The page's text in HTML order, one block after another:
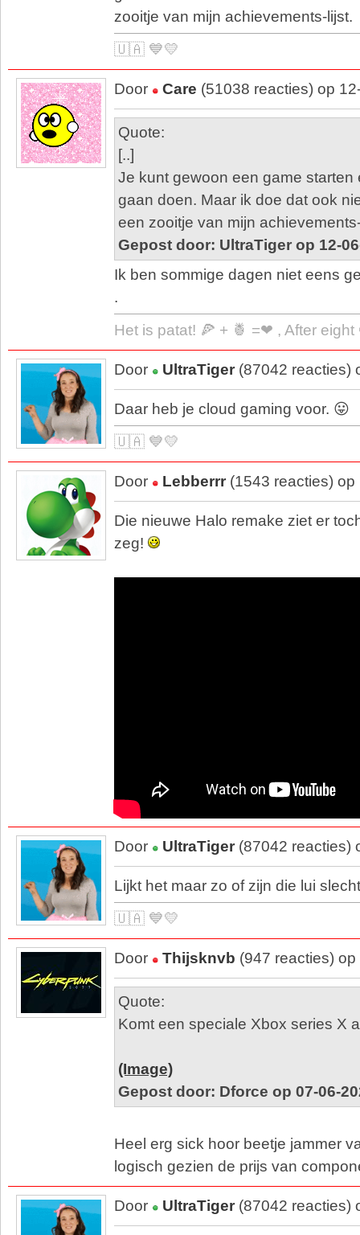
zooitje van mijn achievements-lijst.
🇺🇦 💙💛
Door Care (51038 reacties) op
Quote:
[..]
Je kunt gewoon een game starten
gaan doen. Maar ik doe dat ook
een zooitje van mijn
Gepost door: UltraTiger op 12-
Ik ben sommige dagen niet eens
.
Het is patat! 🍕 + 🍍 =❤ , After
Door UltraTiger (87042 reacties)
Daar heb je cloud gaming voor. 😛
🇺🇦 💙💛
Door Lebberrr (1543 reacties)
Die nieuwe Halo remake ziet er
zeg!
Door UltraTiger (87042 reacties)
Lijkt het maar zo of zijn die lui
🇺🇦 💙💛
Door Thijsknvb (947 reacties)
Quote:
Komt een speciale Xbox series X
(Image)
Gepost door: Dforce op 07-06-
Heel erg sick hoor beetje jammer
logisch gezien de prijs van
Door UltraTiger (87042 reacties)